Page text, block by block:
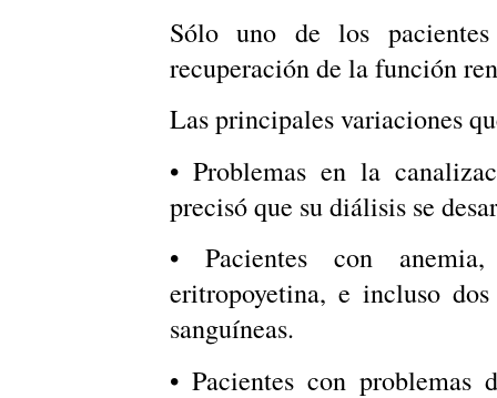
Sólo uno de los
recuperación de la función
Las principales variaciones
• Problemas en la
precisó que su diálisis se
• Pacientes con
eritropoyetina, e incluso
sanguíneas.
• Pacientes con problemas